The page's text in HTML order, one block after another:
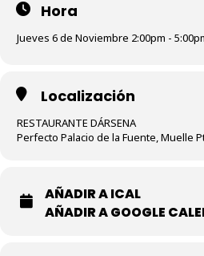
Hora
Jueves 6 de Noviembre 2:00pm -
Localización
RESTAURANTE DÁRSENA
Perfecto Palacio de la Fuente, Muelle
AÑADIR A ICAL
AÑADIR A GOOGLE